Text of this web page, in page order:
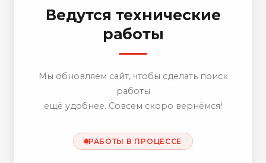
Ведутся технические
работы
Мы обновляем сайт, чтобы сделать поиск
работы
ещё удобнее. Совсем скоро вернёмся!
РАБОТЫ В ПРОЦЕССЕ